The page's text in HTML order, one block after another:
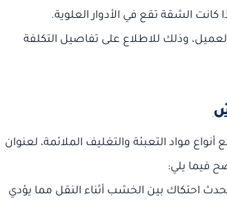
الشقة تقع في الأدوار العلوية.
وذلك للاطلاع على تفاصيل التكلفة
مواد التعبئة والتغليف الملائمة، لعنوان
فيما يلي:
احتكاك بين الخشب أثناء النقل مما يؤدي